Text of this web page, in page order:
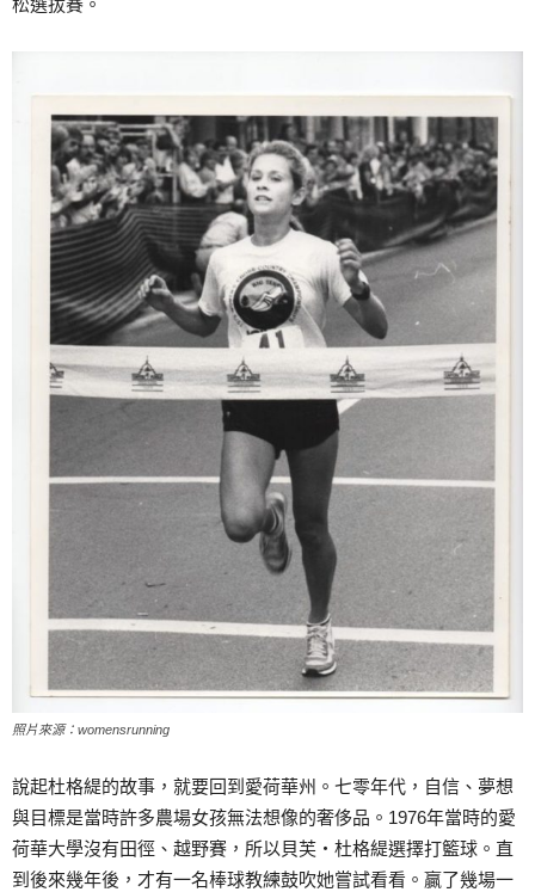
松選拔賽。
照片來源：womensrunning
說起杜格緹的故事，就要回到愛荷華州。七零年代，自信、夢想
與目標是當時許多農場女孩無法想像的奢侈品。1976年當時的愛
荷華大學沒有田徑、越野賽，所以貝芙‧杜格緹選擇打籃球。直
到後來幾年後，才有一名棒球教練鼓吹她嘗試看看。贏了幾場一